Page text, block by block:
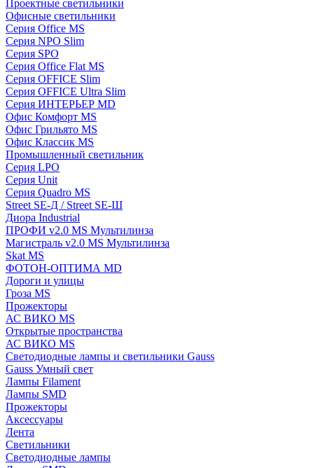
Проектные светильники
Офисные светильники
Серия Office MS
Серия NPO Slim
Серия SPO
Серия Office Flat MS
Серия OFFICE Slim
Серия OFFICE Ultra Slim
Серия ИНТЕРЬЕР MD
Офис Комфорт MS
Офис Грильято MS
Офис Классик MS
Промышленный светильник
Серия LPO
Серия Unit
Серия Quadro MS
Street SE-Д / Street SE-Ш
Диора Industrial
ПРОФИ v2.0 MS Мультилинза
Магистраль v2.0 MS Мультилинза
Skat MS
ФОТОН-ОПТИМА MD
Дороги и улицы
Гроза MS
Прожекторы
АС ВИКО MS
Открытые пространства
АС ВИКО MS
Светодиодные лампы и светильники Gauss
Gauss Умный свет
Лампы Filament
Лампы SMD
Прожекторы
Аксессуары
Лента
Светильники
Светодиодные лампы